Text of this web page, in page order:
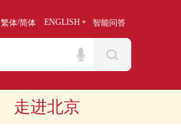
繁体/简体 ENGLISH 智能问答
走进北京